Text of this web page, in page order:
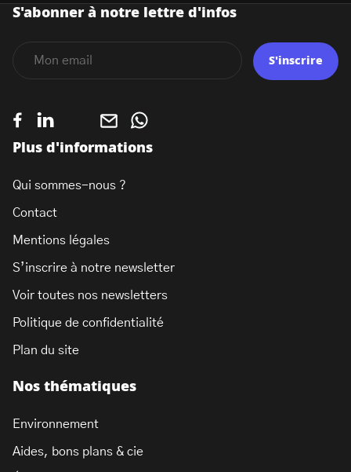
Nos thématiques
Environnement
Aides, bons plans & cie
Plus d'informations
Qui sommes-nous ?
Contact
Mentions légales
S’inscrire à notre newsletter
Voir toutes nos newsletters
Politique de confidentialité
Plan du site
S'abonner à notre lettre d'infos
S'inscrire